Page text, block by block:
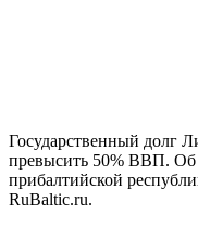
Государственный долг
превысить 50% ВВП. Об
прибалтийской
RuBaltic.ru.